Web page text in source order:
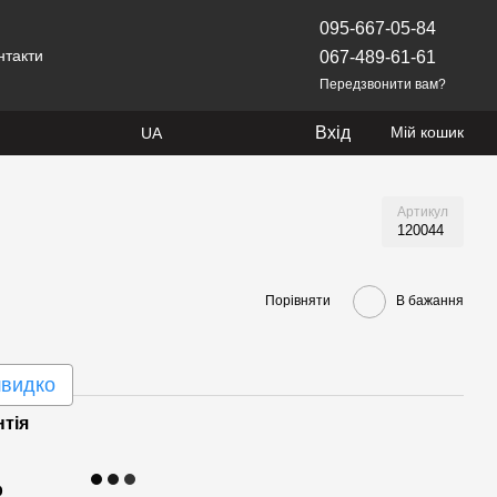
095-667-05-84
067-489-61-61
Передзвонити вам?
UA Вхід Мій кошик
Артикул
120044
Порівняти В бажання